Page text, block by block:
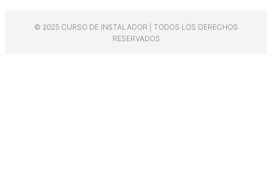
© 2025 CURSO DE INSTALADOR | TODOS LOS DERECHOS
RESERVADOS